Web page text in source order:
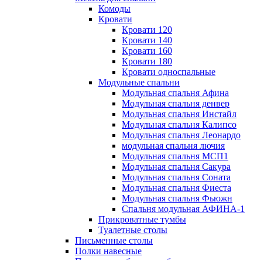
Комоды
Кровати
Кровати 120
Кровати 140
Кровати 160
Кровати 180
Кровати односпальные
Модульные спальни
Модульная спальня Афина
Модульная спальня денвер
Модульная спальня Инстайл
Модульная спальня Калипсо
Модульная спальня Леонардо
модульная спальня лючия
Модульная спальня МСП1
Модульная спальня Сакура
Модульная спальня Соната
Модульная спальня Фиеста
Модульная спальня Фьюжн
Спальня модульная АФИНА-1
Прикроватные тумбы
Туалетные столы
Письменные столы
Полки навесные